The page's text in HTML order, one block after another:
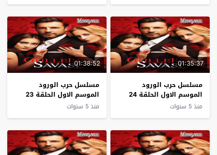
01:35:37
مسلسل حرب الورود
الموسم الاول الحلقة 24
منذ 5 سنوات
01:38:52
مسلسل حرب الورود
الموسم الاول الحلقة 23
منذ 5 سنوات